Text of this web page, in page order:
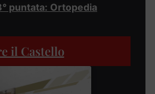
puntata: Ortopedia
il Castello